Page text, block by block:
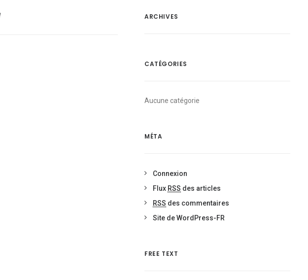
ARCHIVES
CATÉGORIES
Aucune catégorie
MÉTA
Connexion
Flux RSS des articles
RSS des commentaires
Site de WordPress-FR
FREE TEXT